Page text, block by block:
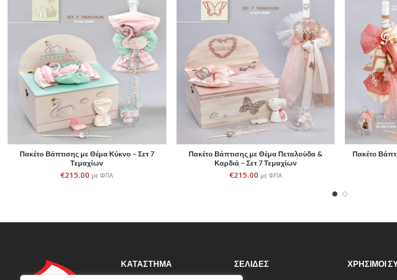
ADD TO CART
Πακέτο Βάπτισης με Θέμα Κύκνο – Σετ 7
Τεμαχίων
€215.00 με ΦΠΑ
ADD TO CART
Πακέτο Βάπτισης με Θέμα Πεταλούδα &
Καρδιά – Σετ 7 Τεμαχίων
€215.00 με ΦΠΑ
Πακέτο
ΚΑΤΆΣΤΗΜΑ ΣΕΛΙΔΕΣ ΧΡΗΣΙΜΟΙ